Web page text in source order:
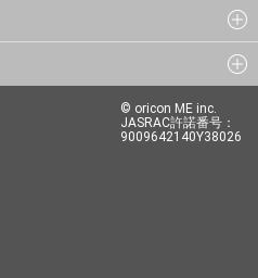
© oricon ME inc.
JASRAC許諾番号：
9009642140Y38026